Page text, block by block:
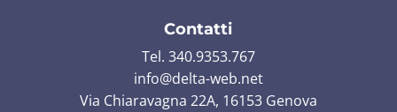
Contatti
Tel. 340.9353.767
info@delta-web.net
Via Chiaravagna 22A, 16153 Genova